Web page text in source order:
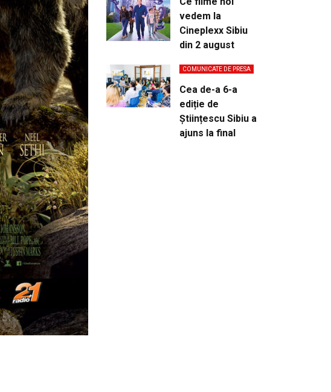
vedem la
Cineplexx Sibiu
din 2 august
COMUNICATE DE PRESA
Cea de-a 6-a
ediție de
Științescu Sibiu a
ajuns la final